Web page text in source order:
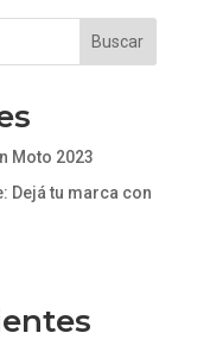
Buscar
Moto 2023
Dejá tu marca con